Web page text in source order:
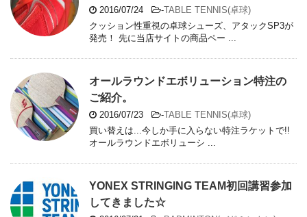
2016/07/24 -TABLE TENNIS(卓球)
クッション性重視の卓球シューズ、アタックSP3が
発売！ 先に当店サイトの商品ペー ...
オールラウンドエボリューション特注の
ご紹介。
2016/07/23 -TABLE TENNIS(卓球)
買い替えは...今しか手に入らない特注ラケットで!!
オールラウンドエボリューシ ...
YONEX STRINGING TEAM初回講習参加
してきました☆